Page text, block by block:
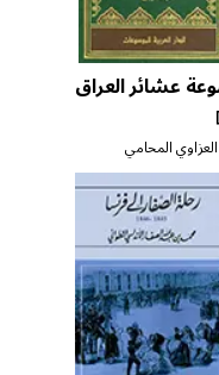
عشائر العراق
المحامي